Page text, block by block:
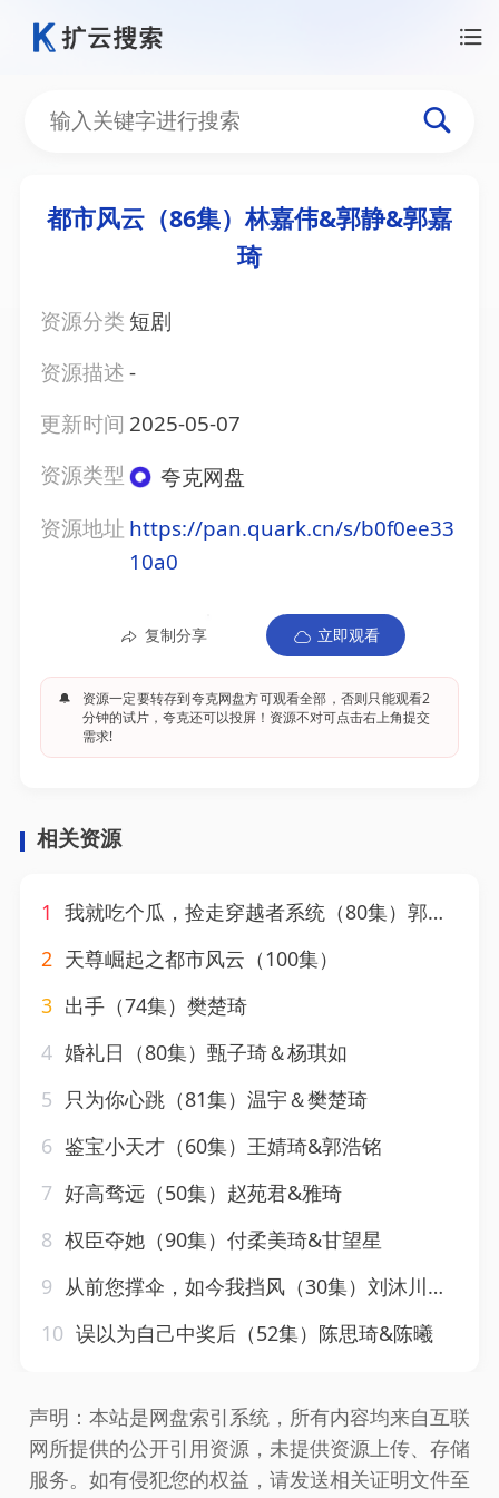
都市风云（86集）林嘉伟&郭静&郭嘉
琦
资源分类 短剧
资源描述-
更新时间 2025-05-07
资源类型
夸克网盘
资源地址 https://pan.quark.cn/s/b0f0ee33
10a0
复制分享 立即观看
🔔
资源一定要转存到夸克网盘方可观看全部，否则只能观看2
分钟的试片，夸克还可以投屏！资源不对可点击右上角提交
需求!
相关资源
1 我就吃个瓜，捡走穿越者系统（80集）郭嘉琦＆熊颖
2 天尊崛起之都市风云（100集）
3 出手（74集）樊楚琦
4 婚礼日（80集）甄子琦＆杨琪如
5 只为你心跳（81集）温宇＆樊楚琦
6 鉴宝小天才（60集）王婧琦&郭浩铭
7 好高骛远（50集）赵苑君&雅琦
8 权臣夺她（90集）付柔美琦&甘望星
9 从前您撑伞，如今我挡风（30集）刘沐川＆张思琦
10 误以为自己中奖后（52集）陈思琦&陈曦
声明：本站是网盘索引系统，所有内容均来自互联
网所提供的公开引用资源，未提供资源上传、存储
服务。如有侵犯您的权益，请发送相关证明文件至